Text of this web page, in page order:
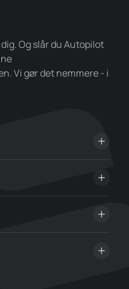
Og slår du Autopilot
Vi gør det nemmere - i